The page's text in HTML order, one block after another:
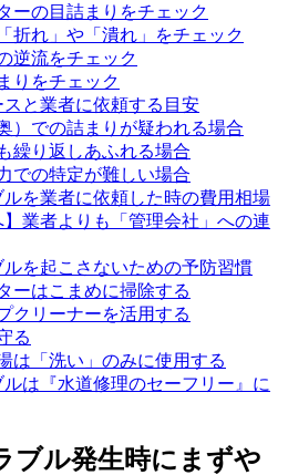
ーの目詰まりをチェック
折れ」や「潰れ」をチェック
逆流をチェック
りをチェック
と業者に依頼する目安
）での詰まりが疑われる場合
繰り返しあふれる場合
での特定が難しい場合
を業者に依頼した時の費用相場
】業者よりも「管理会社」への連
を起こさないための予防習慣
ーはこまめに掃除する
クリーナーを活用する
る
は「洗い」のみに使用する
は『水道修理のセーフリー』に
ブル発生時にまずや